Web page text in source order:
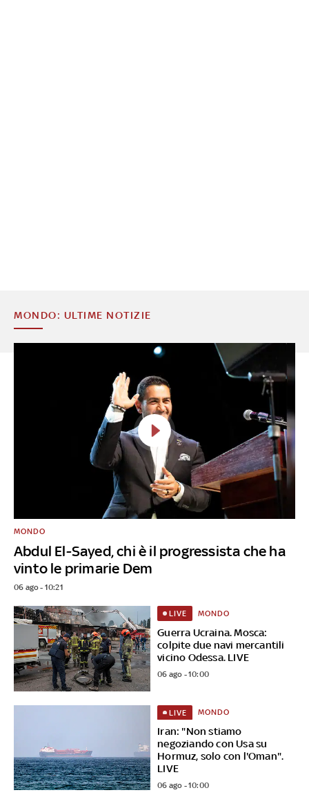
MONDO: ULTIME NOTIZIE
Abdul El-Sayed, chi è il progressista che ha
vinto le primarie Dem
MONDO
06 ago - 10:21
Guerra Ucraina. Mosca:
colpite due navi mercantili
vicino Odessa. LIVE
LIVE MONDO
06 ago - 10:00
Iran: "Non stiamo
negoziando con Usa su
Hormuz, solo con l'Oman".
LIVE
LIVE MONDO
06 ago - 10:00